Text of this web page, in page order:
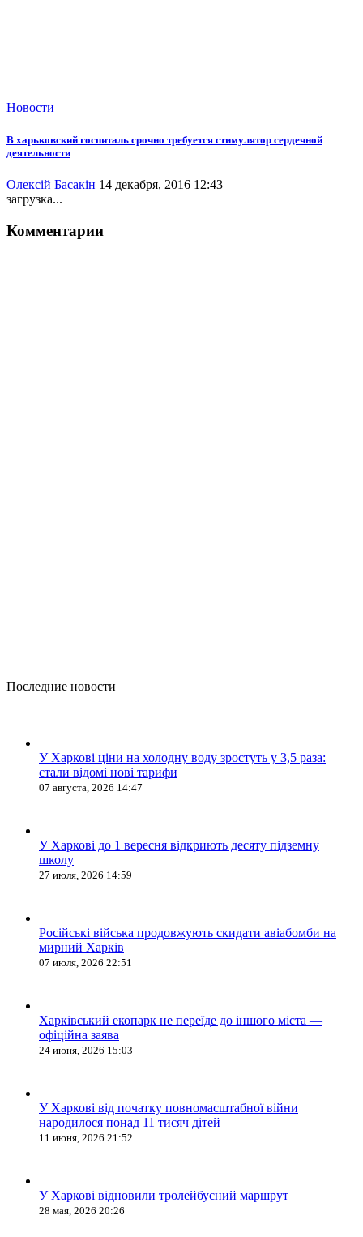
Новости
В харьковский госпиталь срочно требуется стимулятор сердечной
деятельности
Олексій Басакін 14 декабря, 2016 12:43
загрузка...
Комментарии
Последние новости
У Харкові ціни на холодну воду зростуть у 3,5 раза:
стали відомі нові тарифи
07 августа, 2026 14:47
У Харкові до 1 вересня відкриють десяту підземну
школу
27 июля, 2026 14:59
Російські війська продовжують скидати авіабомби на
мирний Харків
07 июля, 2026 22:51
Харківський екопарк не переїде до іншого міста —
офіційна заява
24 июня, 2026 15:03
У Харкові від початку повномасштабної війни
народилося понад 11 тисяч дітей
11 июня, 2026 21:52
У Харкові відновили тролейбусний маршрут
28 мая, 2026 20:26